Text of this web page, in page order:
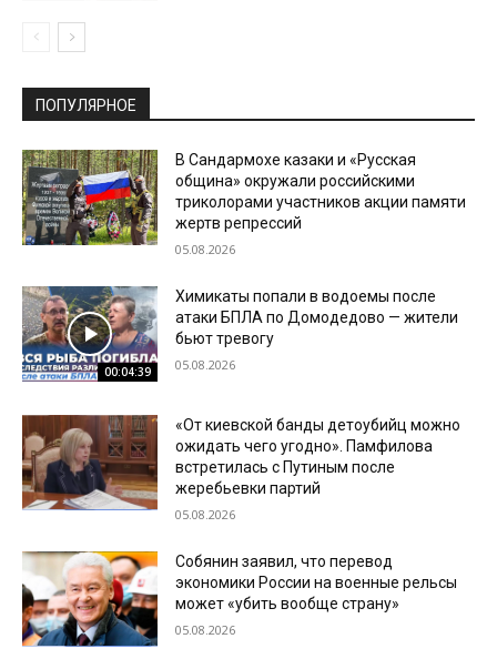
ПОПУЛЯРНОЕ
В Сандармохе казаки и «Русская
община» окружали российскими
триколорами участников акции памяти
жертв репрессий
05.08.2026
00:04:39
Химикаты попали в водоемы после
атаки БПЛА по Домодедово — жители
бьют тревогу
05.08.2026
«От киевской банды детоубийц можно
ожидать чего угодно». Памфилова
встретилась с Путиным после
жеребьевки партий
05.08.2026
Собянин заявил, что перевод
экономики России на военные рельсы
может «убить вообще страну»
05.08.2026